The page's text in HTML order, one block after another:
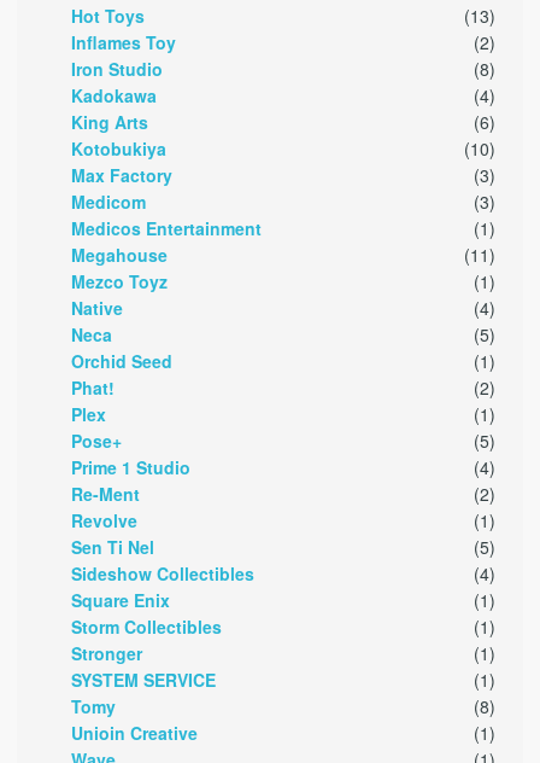
Hot Toys
(13)
Inflames Toy
(2)
Iron Studio
(8)
Kadokawa
(4)
King Arts
(6)
Kotobukiya
(10)
Max Factory
(3)
Medicom
(3)
Medicos Entertainment
(1)
Megahouse
(11)
Mezco Toyz
(1)
Native
(4)
Neca
(5)
Orchid Seed
(1)
Phat!
(2)
Plex
(1)
Pose+
(5)
Prime 1 Studio
(4)
Re-Ment
(2)
Revolve
(1)
Sen Ti Nel
(5)
Sideshow Collectibles
(4)
Square Enix
(1)
Storm Collectibles
(1)
Stronger
(1)
SYSTEM SERVICE
(1)
Tomy
(8)
Unioin Creative
(1)